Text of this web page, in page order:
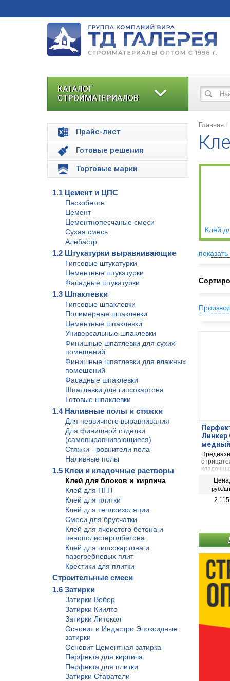
КАТАЛОГ
СТРОЙМАТЕРИАЛОВ
Прайс-лист
Готовые решения
Торговые марки
1.1 Цемент и ЦПС
Пескобетон
Цемент
Цементнопесчаные смеси
Сухая смесь
Алебастр
1.2 Штукатурки выравнивающие
Гипсовые штукатурки
Цементные штукатурки
Фасадные штукатурки
1.3 Шпаклевки
Гипсовые шпаклевки
Полимерные шпаклевки
Цементные шпаклевки
Универсальные шпаклевки
Финишные шпатлевки для сухих
помещений
Финишные шпатлевки для влажных
помещений
Фасадные шпаклевки
Шпатлевки для гипсокартона
Готовые шпаклевки
1.4 Наливные полы и стяжки
Для первичного выравнивания
Для финишной отделки
(самовыравнивающиеся)
Стяжки - ровнители пола
Наливные полы
1.5 Клеи и кладочные растворы
Клей для блоков и кирпича
Клей для ПГП
Клей для плитки
Клей для теплоизоляции
Смеси для брусчатки
Клей для ячеистого бетона и
пенополистеролбетона
Клей для гипсокартона и
пазогребневых плит
Крестики для плитки
Строительные смеси
1.6 Затирки
Затирки Вебер
Затирки Киилто
Затирки Литокол
Основит и Индастро Эпоксидные
затирки
Основит Цементная затирка
Перфекта для кирпича
Перфекта для плитки
Затирки Старатели
Главная
Клей
показать
Линкер
кирпичи
Цена,
руб./
2 115